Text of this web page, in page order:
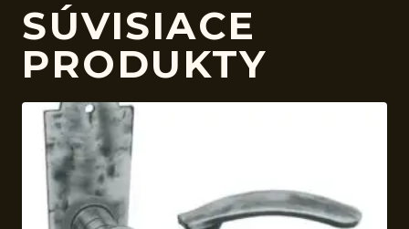
SÚVISIACE
PRODUKTY